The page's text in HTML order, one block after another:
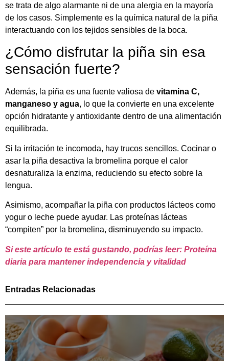
se trata de algo alarmante ni de una alergia en la mayoría
de los casos. Simplemente es la química natural de la piña
interactuando con los tejidos sensibles de la boca.
¿Cómo disfrutar la piña sin esa
sensación fuerte?
Además, la piña es una fuente valiosa de vitamina C,
manganeso y agua, lo que la convierte en una excelente
opción hidratante y antioxidante dentro de una alimentación
equilibrada.
Si la irritación te incomoda, hay trucos sencillos. Cocinar o
asar la piña desactiva la bromelina porque el calor
desnaturaliza la enzima, reduciendo su efecto sobre la
lengua.
Asimismo, acompañar la piña con productos lácteos como
yogur o leche puede ayudar. Las proteínas lácteas
“compiten” por la bromelina, disminuyendo su impacto.
Si este artículo te está gustando, podrías leer: Proteína
diaria para mantener independencia y vitalidad
Entradas Relacionadas